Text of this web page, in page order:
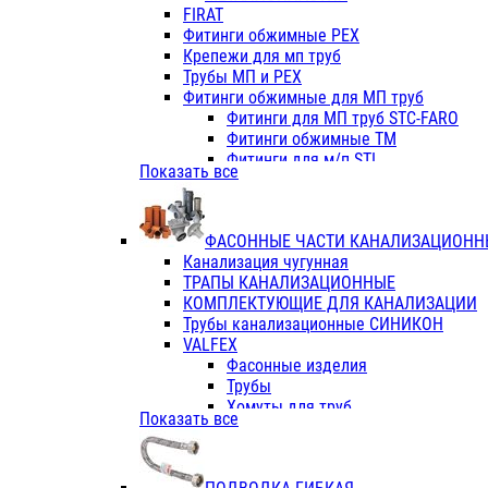
Фитинги ПП белые
Фитинги ПП белые
Фитинги ППс металл.белые
VALFEX
Трубы PE-RT
Трубы ПП водопровод белые
Трубы ПП водопровод серые
Трубы армированные
Трубы армированные
Фитинги с металл. серые
Фитинги ПП (серые)
Фитинги ПП белые
Краны
Фитинги ПП (белые)
Фитинги ПП с металлом белые
ПК КОНТУР
Краны полипропиленовые
Трубы полипропиленивые
FIRAT
Фитинги обжимные PEX
Крепежи для мп труб
Трубы МП и PEX
Фитинги обжимные для МП труб
Фитинги для МП труб STC-FARO
Фитинги обжимные ТМ
Фитинги для м/п STI
Фитинги для МП труб TITAN
TK
VALFEX
Показать все
ФАСОННЫЕ ЧАСТИ
Канализация чугунная
ТРАПЫ КАНАЛИЗАЦИОННЫЕ
КОМПЛЕКТУЮЩИЕ ДЛЯ КАНАЛИЗАЦИИ
Трубы канализационные СИНИКОН
VALFEX
Фасонные изделия
Трубы
Хомуты для труб
ПВХ (стройполимер)
Показать все